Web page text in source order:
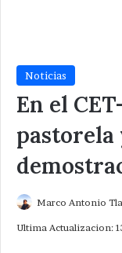
Noticias
En el
pastorela
Marco Antonio
Ultima Actualizacion: